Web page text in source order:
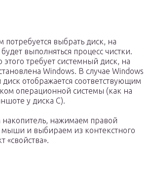
потребуется выбрать диск, на
выполняться процесс чистки.
этого требует системный диск, на
Windows. В случае Windows
отображается соответствующим
операционной системы (как на
у диска C).
нажимаем правой
и выбираем из контекстного
«свойства».